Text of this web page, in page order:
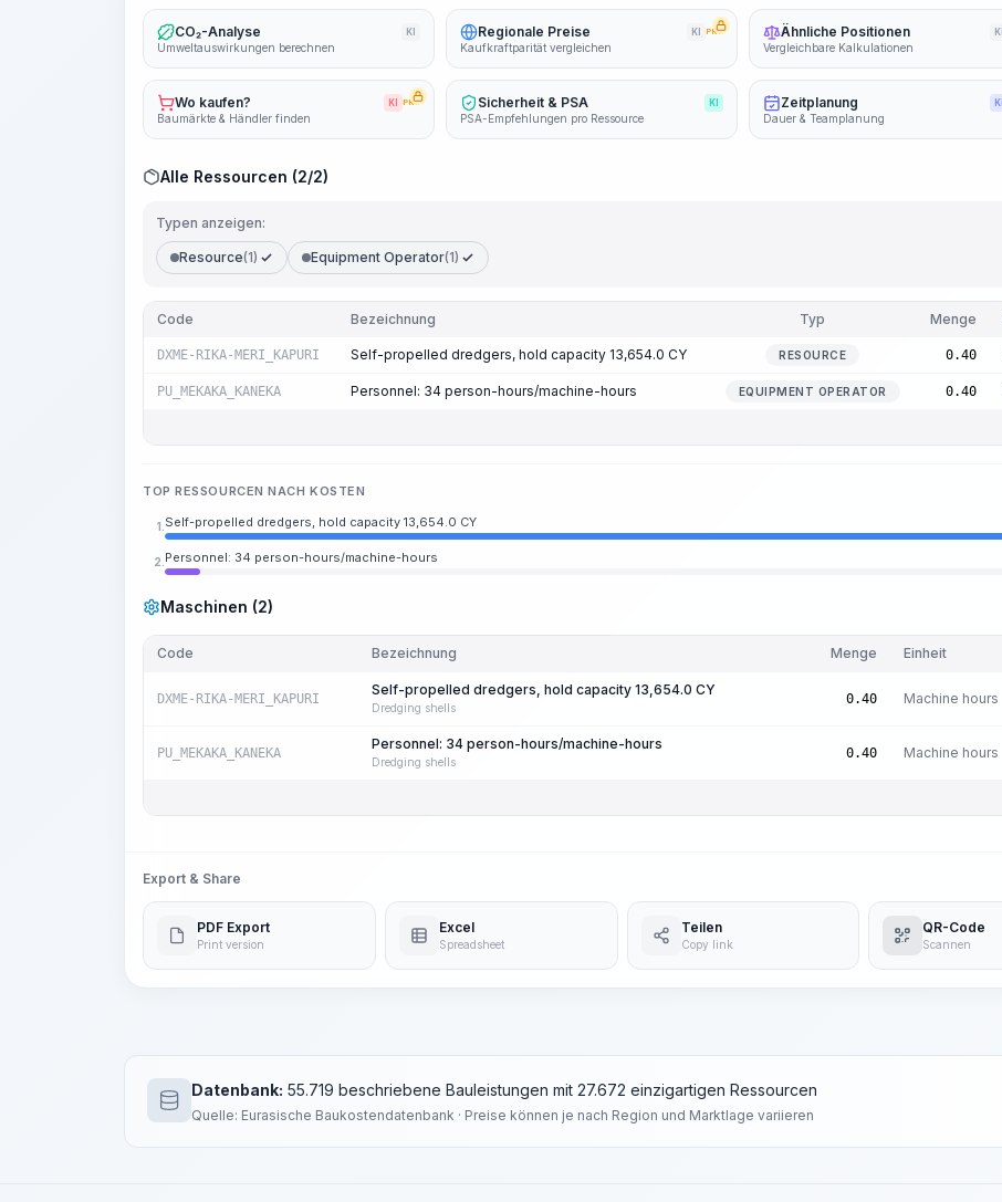
CO₂-Analyse KI
Umweltauswirkungen berechnen
Regionale Preise KI PRO
Kaufkraftparität vergleichen
Ähnliche Positionen KI
Vergleichbare Kalkulationen
Wo kaufen? KI PRO
Baumärkte & Händler finden
Sicherheit & PSA KI
PSA-Empfehlungen pro Ressource
Zeitplanung KI
Dauer & Teamplanung
Alle Ressourcen (2/2)
Typen anzeigen:
Resource(1) Equipment Operator(1)
Code Bezeichnung Typ Menge
DXME-RIKA-MERI_KAPURI Self-propelled dredgers, hold capacity 13,654.0 CY RESOURCE 0.40
PU_MEKAKA_KANEKA Personnel: 34 person-hours/machine-hours EQUIPMENT OPERATOR 0.40
TOP RESSOURCEN NACH KOSTEN
1. Self-propelled dredgers, hold capacity 13,654.0 CY
2. Personnel: 34 person-hours/machine-hours
Maschinen (2)
Code Bezeichnung Menge Einheit
DXME-RIKA-MERI_KAPURI
Self-propelled dredgers, hold capacity 13,654.0 CY
Dredging shells
0.40 Machine hours
PU_MEKAKA_KANEKA
Personnel: 34 person-hours/machine-hours
Dredging shells
0.40 Machine hours
Export & Share
PDF Export
Print version
Excel
Spreadsheet
Teilen
Copy link
QR-Code
Scannen
Datenbank: 55.719 beschriebene Bauleistungen mit 27.672 einzigartigen Ressourcen
Quelle: Eurasische Baukostendatenbank · Preise können je nach Region und Marktlage variieren